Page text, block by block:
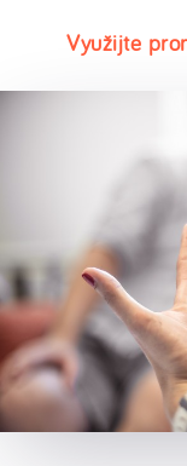
Využijte